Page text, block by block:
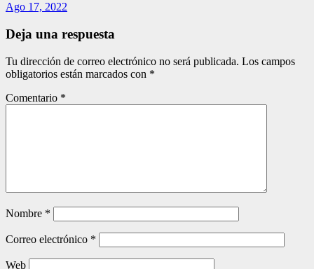
Ago 17, 2022
Deja una respuesta
Tu dirección de correo electrónico no será publicada. Los campos
obligatorios están marcados con *
Comentario *
Nombre *
Correo electrónico *
Web